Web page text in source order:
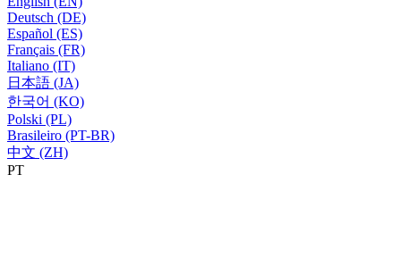
Deutsch (DE)
Español (ES)
Français (FR)
Italiano (IT)
日本語 (JA)
한국어 (KO)
Polski (PL)
Brasileiro (PT-BR)
中文 (ZH)
PT